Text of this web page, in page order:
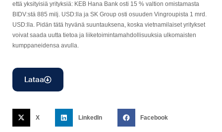
että yksityisiä yrityksiä: KEB Hana Bank osti 15 % valtion omistamasta
BIDV:stä 885 milj. USD:lla ja SK Group osti osuuden Vingroupista 1 mrd.
USD:lla. Pidän tätä hyvänä suuntauksena, koska vietnamilaiset yritykset
voivat saada uutta tietoa ja liiketoimintamahdollisuuksia ulkomaisten
kumppaneidensa avulla.
Lataa
X LinkedIn Facebook